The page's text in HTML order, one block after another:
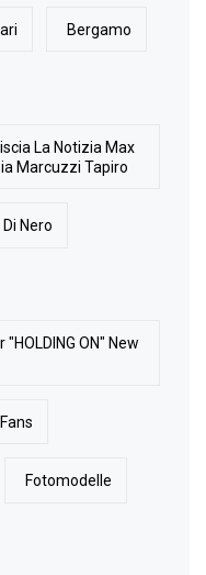
Bergamo
La Notizia Max
Marcuzzi Tapiro
Nero
"HOLDING ON" New
Fans
Fotomodelle